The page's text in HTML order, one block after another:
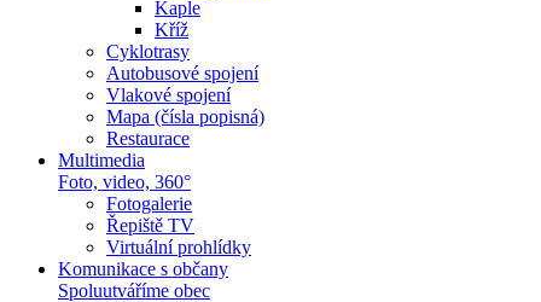
Kaple
Kříž
Cyklotrasy
Autobusové spojení
Vlakové spojení
Mapa (čísla popisná)
Restaurace
Multimedia
Foto, video, 360°
Fotogalerie
Řepiště TV
Virtuální prohlídky
Komunikace s občany
Spoluutváříme obec